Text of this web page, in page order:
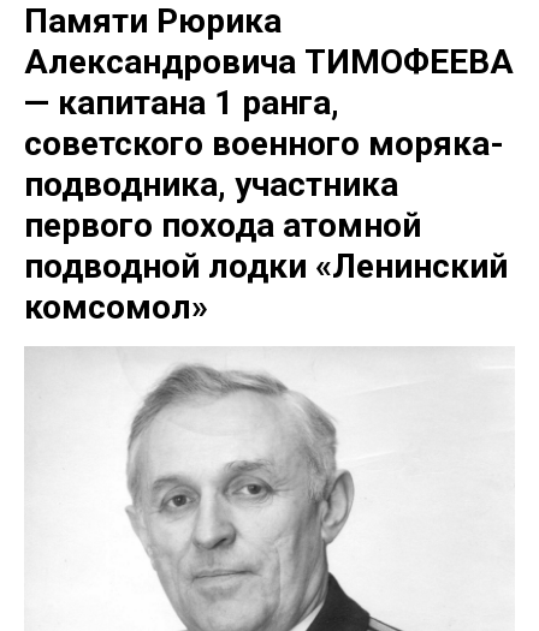
Памяти Рюрика
Александровича ТИМОФЕЕВА
— капитана 1 ранга,
советского военного моряка-
подводника, участника
первого похода атомной
подводной лодки «Ленинский
комсомол»